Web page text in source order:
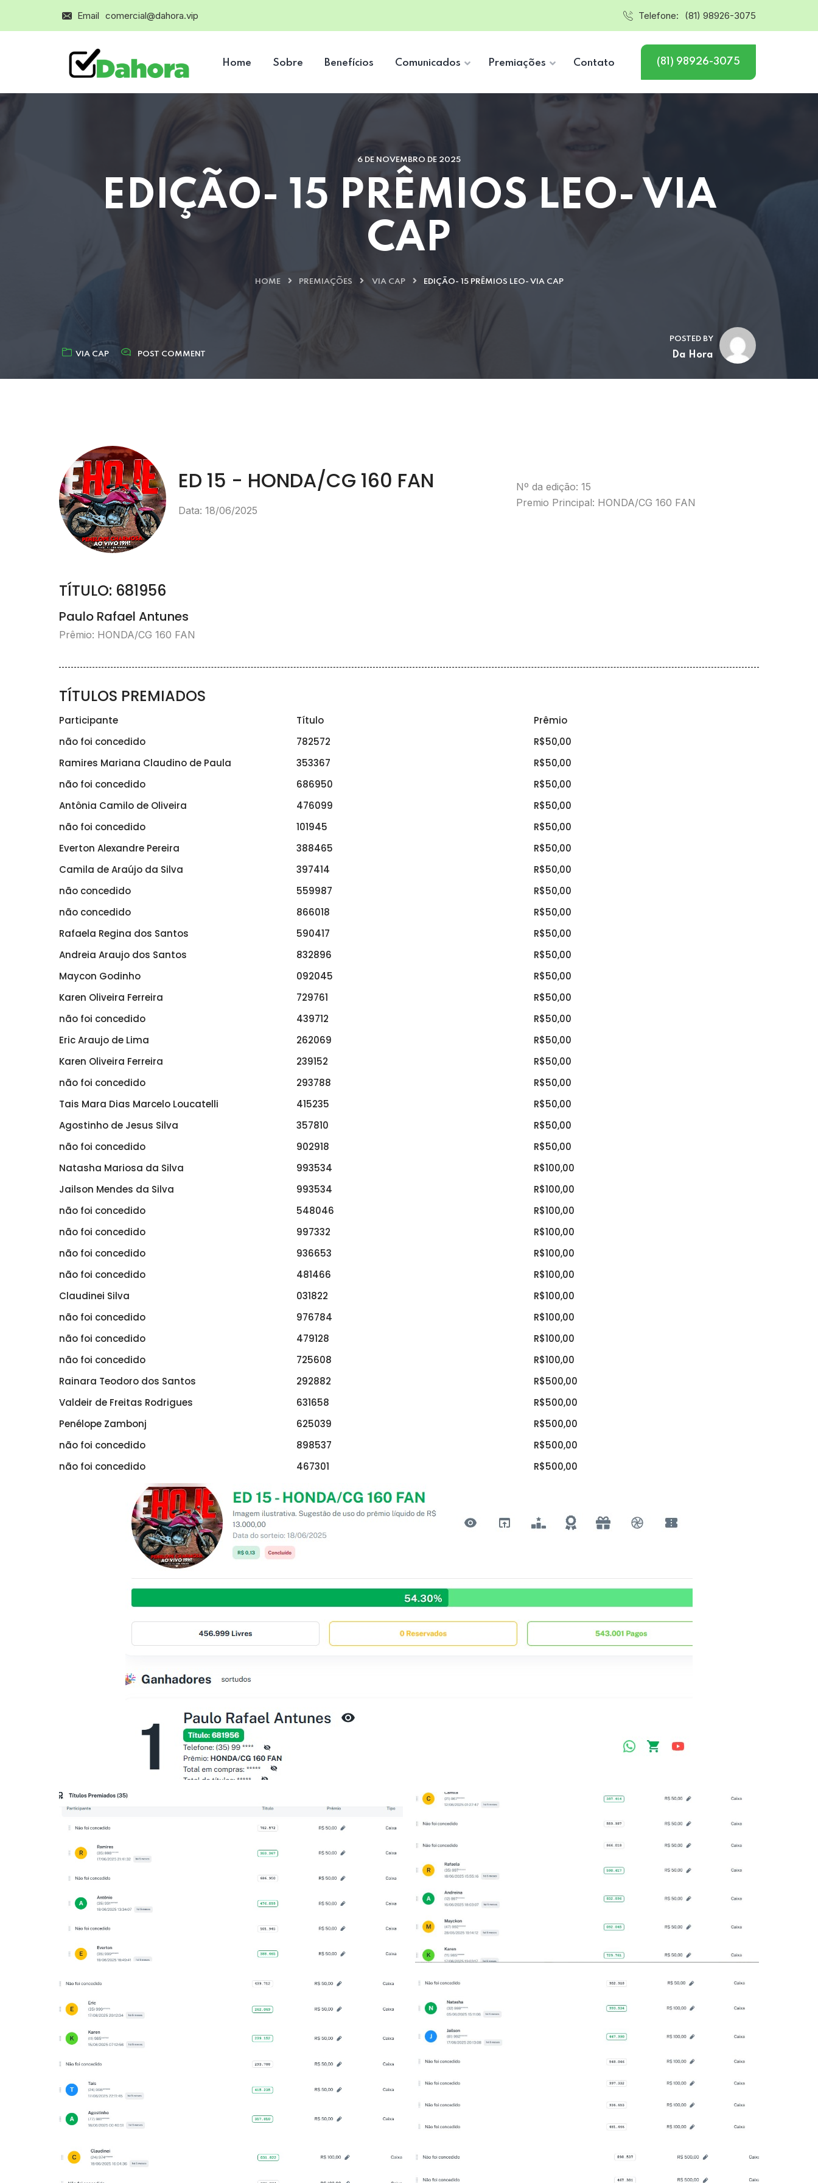
Email comercial@dahora.vip Telefone: (81) 98926-3075
Home Sobre Benefícios Comunicados Premiações Contato (81) 98926-3075
6 DE NOVEMBRO DE 2025
EDIÇÃO- 15 PRÊMIOS LEO- VIA
CAP
HOME PREMIAÇÕES VIA CAP EDIÇÃO- 15 PRÊMIOS LEO- VIA CAP
VIA CAP POST COMMENT
POSTED BY
Da Hora
ED 15 - HONDA/CG 160 FAN
Data: 18/06/2025
Nº da edição: 15
Premio Principal: HONDA/CG 160 FAN
TÍTULO: 681956
Paulo Rafael Antunes
Prêmio: HONDA/CG 160 FAN
TÍTULOS PREMIADOS
Participante Título
Prêmio
não foi concedido
782572
R$50,00
Ramires Mariana Claudino de Paula
353367
R$50,00
não foi concedido
686950
R$50,00
Antônia Camilo de Oliveira
476099
R$50,00
não foi concedido
101945
R$50,00
Everton Alexandre Pereira
388465
R$50,00
Camila de Araújo da Silva
397414
R$50,00
não concedido
559987
R$50,00
não concedido
866018
R$50,00
Rafaela Regina dos Santos
590417
R$50,00
Andreia Araujo dos Santos
832896
R$50,00
Maycon Godinho
092045
R$50,00
Karen Oliveira Ferreira
729761
R$50,00
não foi concedido
439712
R$50,00
Eric Araujo de Lima
262069
R$50,00
Karen Oliveira Ferreira
239152
R$50,00
não foi concedido
293788
R$50,00
Tais Mara Dias Marcelo Loucatelli
415235
R$50,00
Agostinho de Jesus Silva
357810
R$50,00
não foi concedido
902918
R$50,00
Natasha Mariosa da Silva
993534
R$100,00
Jailson Mendes da Silva
993534
R$100,00
não foi concedido
548046
R$100,00
não foi concedido
997332
R$100,00
não foi concedido
936653
R$100,00
não foi concedido
481466
R$100,00
Claudinei Silva
031822
R$100,00
não foi concedido
976784
R$100,00
não foi concedido
479128
R$100,00
não foi concedido
725608
R$100,00
Rainara Teodoro dos Santos
292882
R$500,00
Valdeir de Freitas Rodrigues
631658
R$500,00
Penélope Zambonj
625039
R$500,00
não foi concedido
898537
R$500,00
não foi concedido
467301 R$500,00